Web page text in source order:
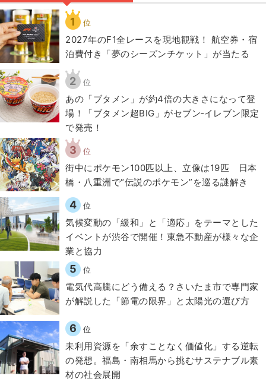
1 位
2027年のF1全レースを現地観戦！ 航空券・宿
泊費付き「夢のシーズンチケット」が当たる
2 位
あの「ブタメン」が約4倍の大きさになって登
場！「ブタメン超BIG」がセブン‐イレブン限定
で発売！
3 位
街中にポケモン100匹以上、立像は19匹 日本
橋・八重洲で“伝説のポケモン”を巡る謎解き
4 位
気候変動の「緩和」と「適応」をテーマとした
イベントが渋谷で開催！東急不動産が様々な企
業と協力
5 位
電気代高騰にどう備える？さいたま市で専門家
が解説した「節電の限界」と太陽光の選び方
6 位
​​未利用資源を「余すことなく価値化」する逆転
の発想。福島・南相馬から挑むサステナブル素
材の社会展開​